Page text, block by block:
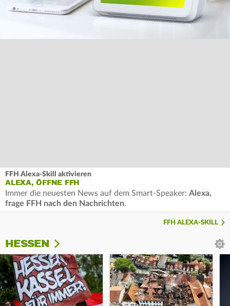
FFH Alexa-Skill aktivieren
ALEXA, ÖFFNE FFH
Immer die neuesten News auf dem Smart-Speaker: Alexa,
frage FFH nach den Nachrichten.
FFH ALEXA-SKILL
HESSEN